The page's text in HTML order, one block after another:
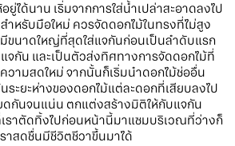
ยู่ได้นาน เริ่มจากการใส่น้ำเปล่าสะอาดลงไป
ำหรับมือใหม่ ควรจัดดอกไม้ในทรงที่ไม่สูง
มีขนาดใหญ่ที่สุดใส่แจกันก่อนเป็นลำดับแรก
จกัน และเป็นตัวส่งทิศทางการจัดดอกไม้ที่
วามสดใหม่ จากนั้นก็เริ่มนำดอกไม้ช่ออื่น
ระยะห่างของดอกไม้แต่ละดอกที่เสียบลงไป
ดกันจนแน่น ตกแต่งสร้างมิติให้กับแจกัน
ราตัดทิ้งไปก่อนหน้านี้มาแซมบริเวณที่ว่างก็
าสดชื่นมีชีวิตชีวาขึ้นมาได้